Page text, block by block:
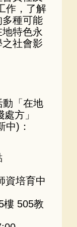
作，了解
種可能
特色永
社會影
動「在地
方」
中)：​
資培育中
樓 505教